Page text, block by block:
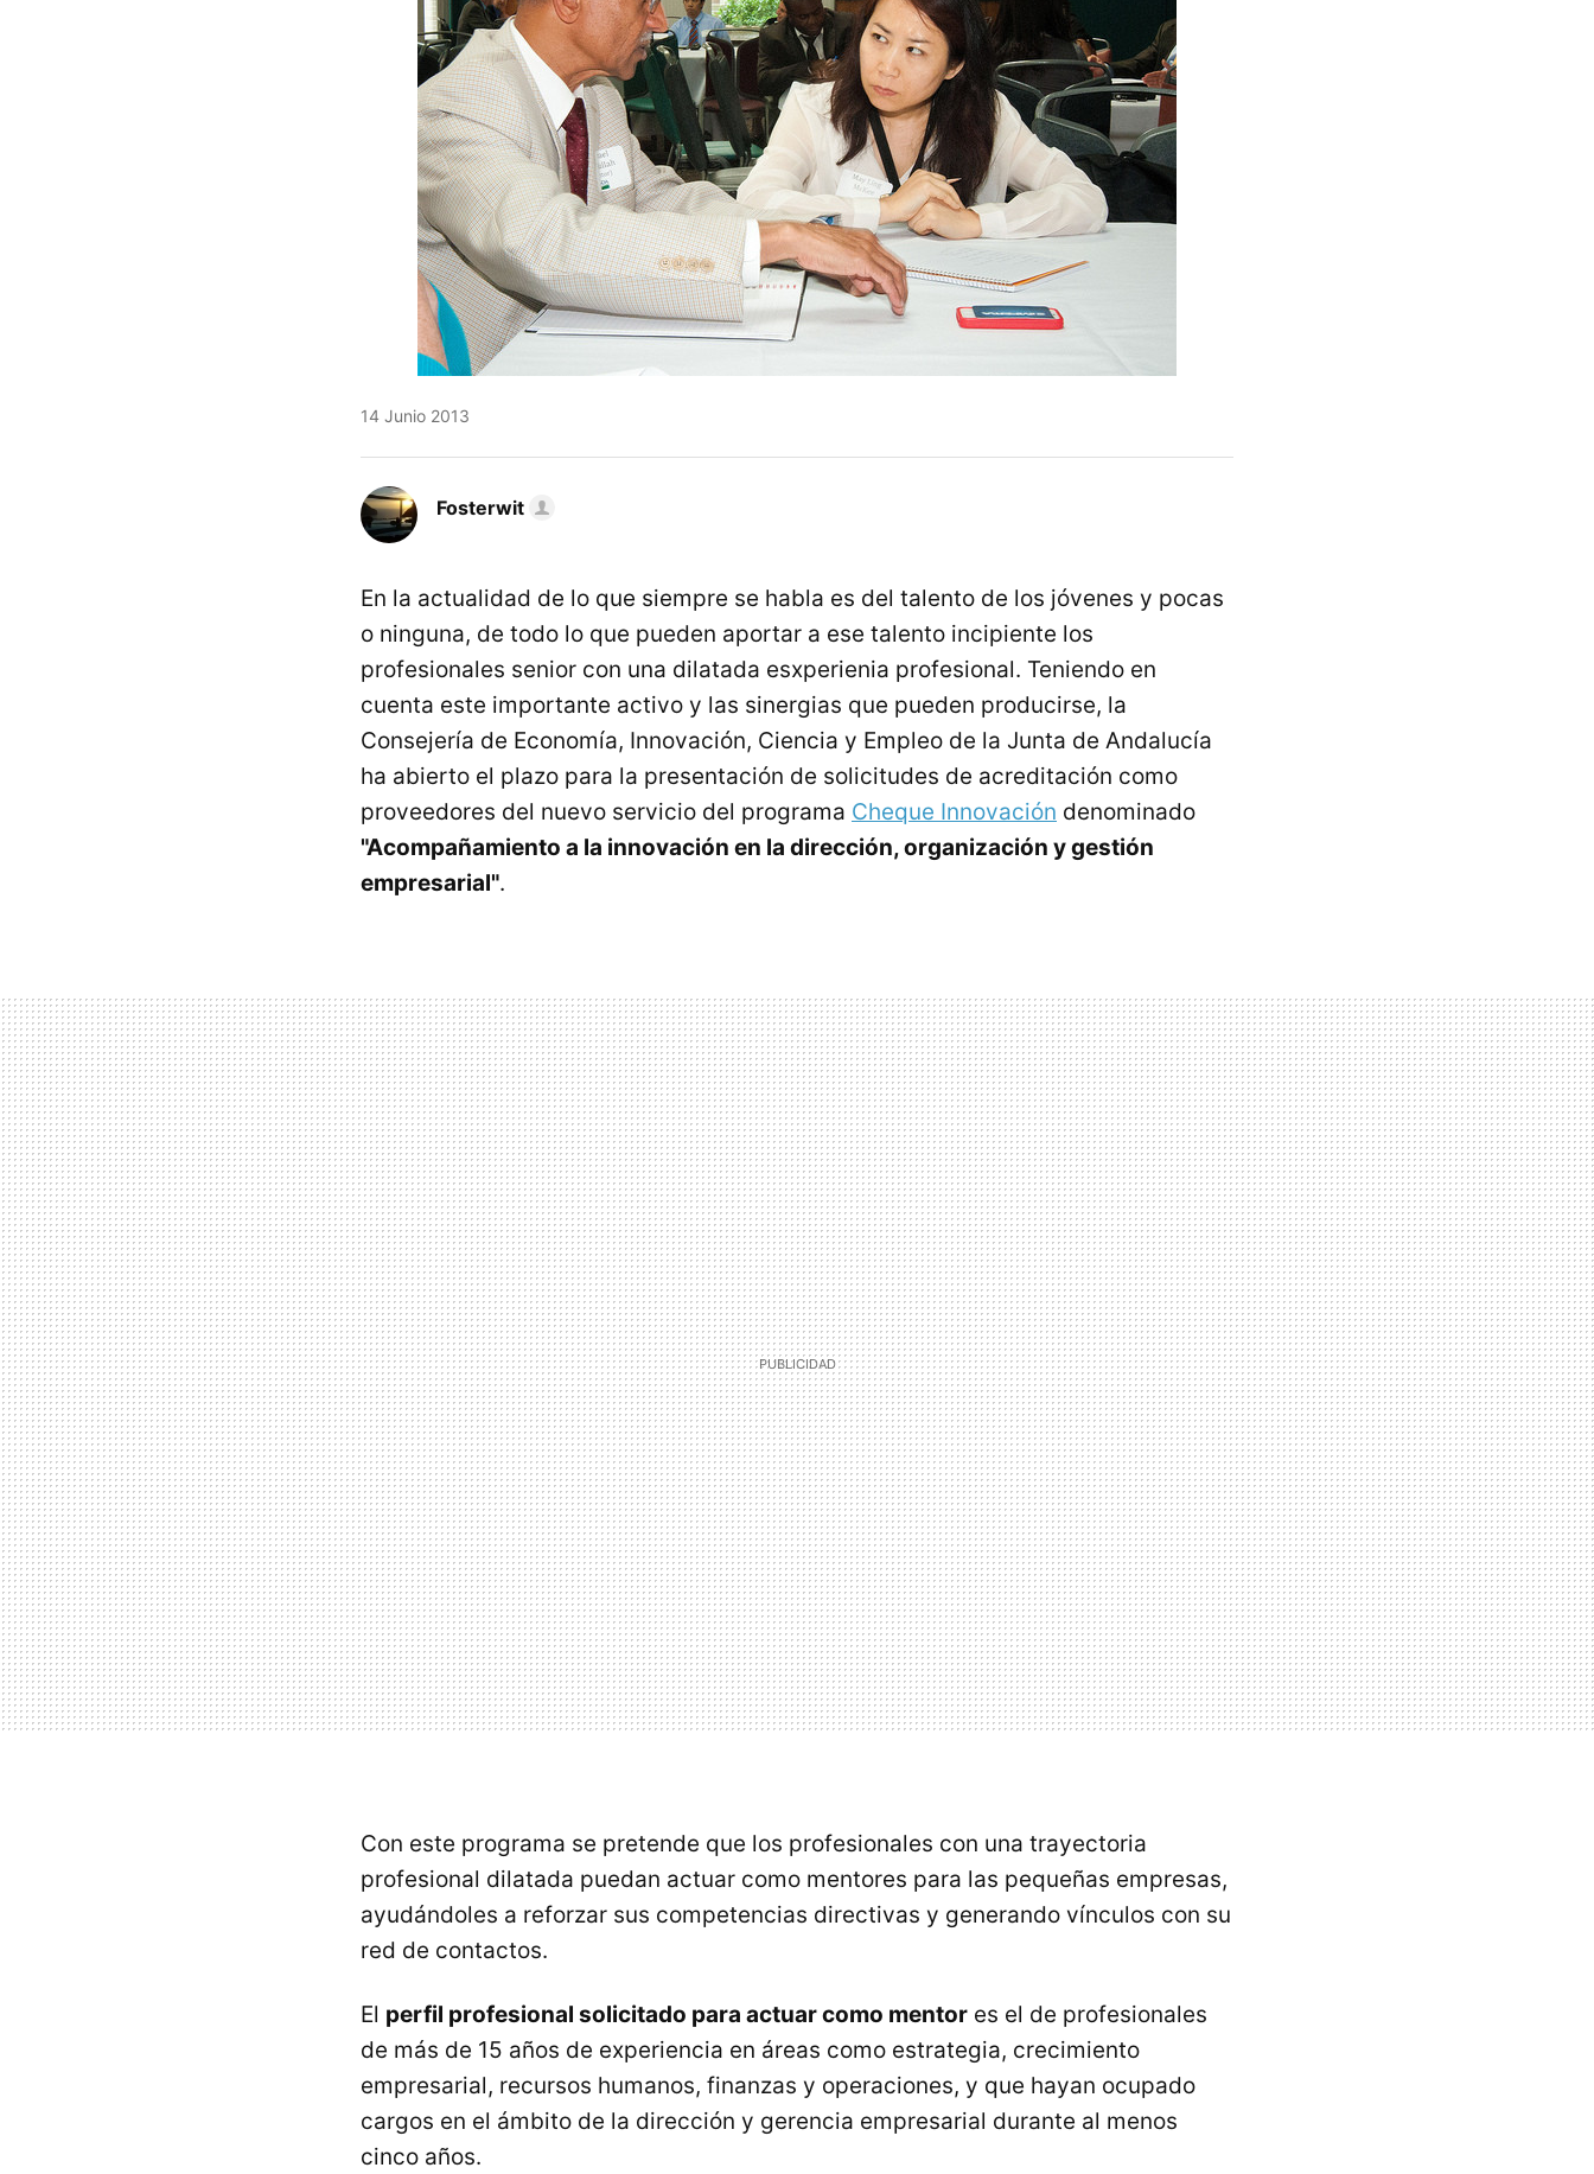
14 Junio 2013
Fosterwit
En la actualidad de lo que siempre se habla es del talento de los jóvenes y pocas
o ninguna, de todo lo que pueden aportar a ese talento incipiente los
profesionales senior con una dilatada esxperienia profesional. Teniendo en
cuenta este importante activo y las sinergias que pueden producirse, la
Consejería de Economía, Innovación, Ciencia y Empleo de la Junta de Andalucía
ha abierto el plazo para la presentación de solicitudes de acreditación como
proveedores del nuevo servicio del programa Cheque Innovación denominado
"Acompañamiento a la innovación en la dirección, organización y gestión
empresarial".
Con este programa se pretende que los profesionales con una trayectoria
profesional dilatada puedan actuar como mentores para las pequeñas empresas,
ayudándoles a reforzar sus competencias directivas y generando vínculos con su
red de contactos.
El perfil profesional solicitado para actuar como mentor es el de profesionales
de más de 15 años de experiencia en áreas como estrategia, crecimiento
empresarial, recursos humanos, finanzas y operaciones, y que hayan ocupado
cargos en el ámbito de la dirección y gerencia empresarial durante al menos
cinco años.